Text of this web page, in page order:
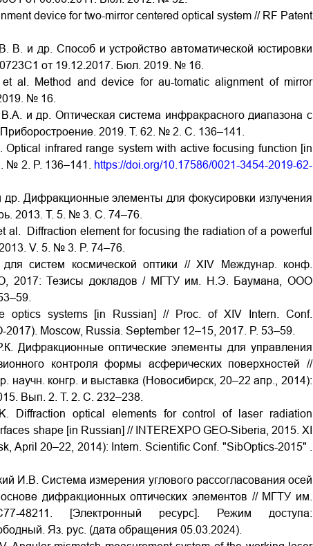
device for two-mirror centered optical system // RF Patent
и др. Способ и устройство автоматической юстировки
от 19.12.2017. Бюл. 2019. № 16.
al. Method and device for au-tomatic alignment of mirror
№ 16.
и др. Оптическая система инфракрасного диапазона с
2019. Т. 62. № 2. С. 136–141.
infrared range system with active focusing function [in
№ 2. P. 136–141.
https://doi.org/10.17586/0021-3454-2019-62-
Дифракционные элементы для фокусировки излучения
2013. Т. 5. № 3. С. 74–76.
al. Diffraction element for focusing the radiation of a powerful
V. 5. № 3. P. 74–76.
систем космической оптики // XIV Междунар. конф.
2017: Тезисы докладов / МГТУ им. Н.Э. Баумана, ООО
optics systems [in Russian] // Proc. of XIV Intern. Conf.
Moscow, Russia. September 12–15, 2017. P. 53–59.
Дифракционные оптические элементы для управления
контроля формы асферических поверхностей //
конгр. и выставка (Новосибирск, 20–22 апр., 2014):
Вып. 2. Т. 2. С. 232–238.
Diffraction optical elements for control of laser radiation
shape [in Russian] // INTEREXPO GEO-Siberia, 2015. XI
April 20–22, 2014): Intern. Scientific Conf. "SibOptics-2015" .
И.В. Система измерения углового рассогласования осей
дифракционных оптических элементов // МГТУ им.
[Электронный ресурс]. Режим доступа:
Яз. рус. (дата обращения 05.03.2024).